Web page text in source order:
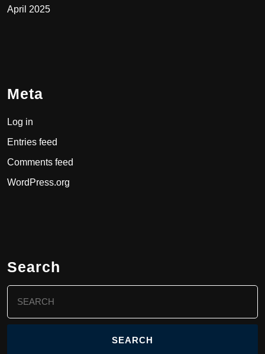
April 2025
Meta
Log in
Entries feed
Comments feed
WordPress.org
Search
for: